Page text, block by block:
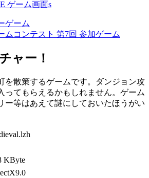
ゲーム
ムコンテスト 第7回 参加ゲーム
ャー！
散策するゲームです。ダンジョン攻
ってもらえるかもしれません。ゲーム
ー等はあえて謎にしておいたほうがい
KByte